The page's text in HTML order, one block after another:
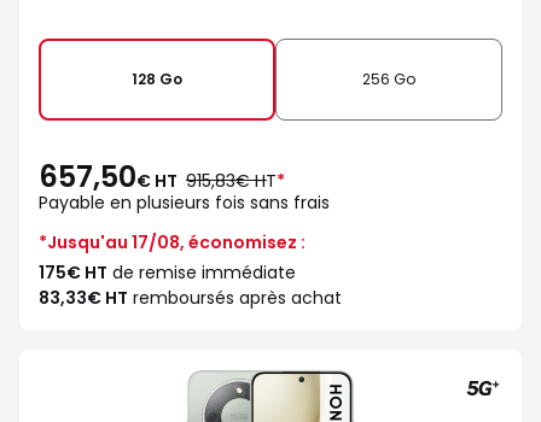
128 Go 256 Go
657,50€ HT au
lieu
de
915,83€ HT*
Payable en plusieurs fois sans frais
*Jusqu'au 17/08, économisez :
175€ HT de remise immédiate
83,33€ HT remboursés après achat